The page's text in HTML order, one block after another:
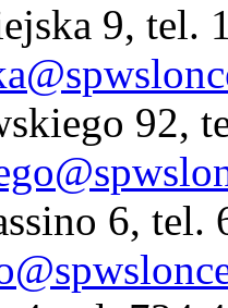
9, tel.
92,
6, tel.